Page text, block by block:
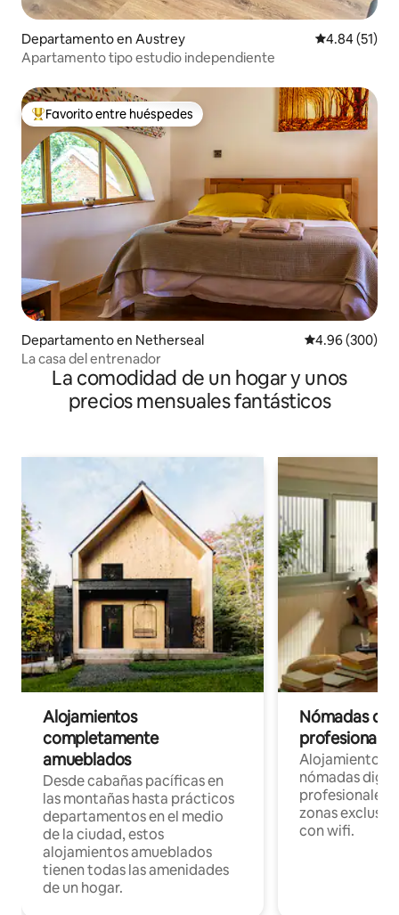
Departamento en Austrey Calificación
4.84 (51)
Apartamento tipo estudio independiente
De los mejores en Favorito entre huéspedes
Favorito entre huéspedes
Departamento en Netherseal Calificación
4.96 (300)
La casa del entrenador
La comodidad de un hogar y unos
precios mensuales fantásticos
Alojamientos
completamente
amueblados
Desde cabañas pacíficas en
las montañas hasta prácticos
departamentos en el medio
de la ciudad, estos
alojamientos amueblados
tienen todas las amenidades
de un hogar.
Nómadas
Alojamientos
nómadas
profesionales
zonas
con wifi.